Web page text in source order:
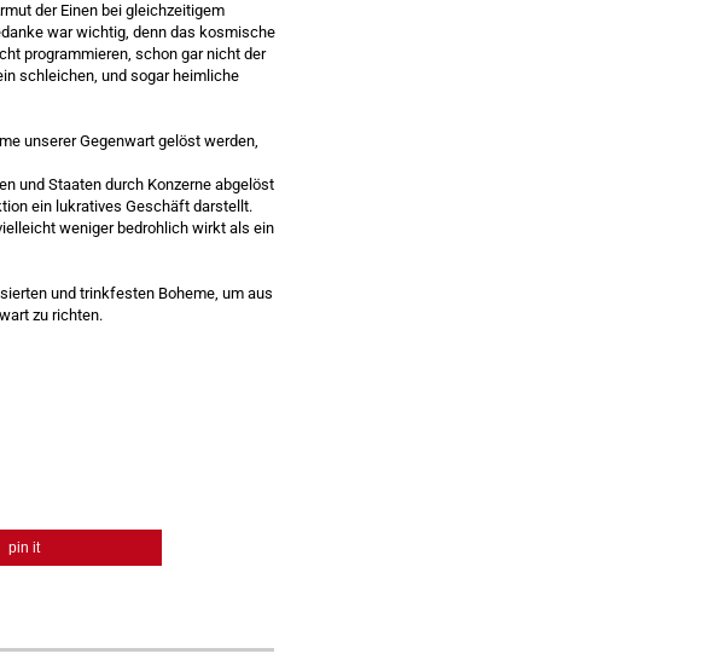
der Einen bei gleichzeitigem
war wichtig, denn das kosmische
programmieren, schon gar nicht der
schleichen, und sogar heimliche
unserer Gegenwart gelöst werden,
und Staaten durch Konzerne abgelöst
ein lukratives Geschäft darstellt.
weniger bedrohlich wirkt als ein
und trinkfesten Boheme, um aus
zu richten.
pin it